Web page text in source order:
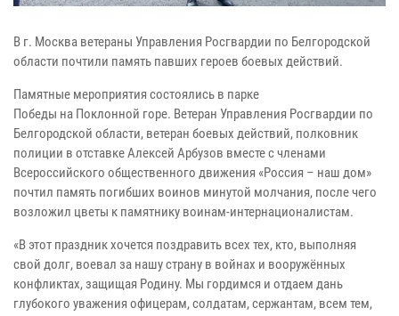
В г. Москва ветераны Управления Росгвардии по Белгородской
области почтили память павших героев боевых действий.
Памятные мероприятия состоялись в парке
Победы на Поклонной горе. Ветеран Управления Росгвардии по
Белгородской области, ветеран боевых действий, полковник
полиции в отставке Алексей Арбузов вместе с членами
Всероссийского общественного движения «Россия – наш дом»
почтил память погибших воинов минутой молчания, после чего
возложил цветы к памятнику воинам-интернационалистам.
«В этот праздник хочется поздравить всех тех, кто, выполняя
свой долг, воевал за нашу страну в войнах и вооружённых
конфликтах, защищая Родину. Мы гордимся и отдаем дань
глубокого уважения офицерам, солдатам, сержантам, всем тем,